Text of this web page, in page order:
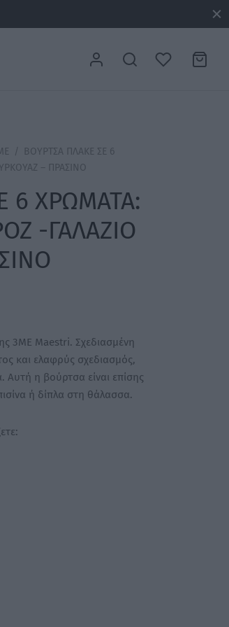
/
ΒΟΥΡΤΣΑ ΠΛΑΚΕ ΣΕ 6
– ΠΡΑΣΙΝΟ
6 ΧΡΩΜΑΤΑ:
-ΓΑΛΑΖΙΟ
3ΜΕ Maestri. Σχεδιασμένη
και ελαφρύς σχεδιασμός,
Αυτή η βούρτσα είναι επίσης
ή δίπλα στη θάλασσα.